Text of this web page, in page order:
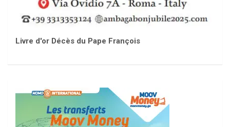
Livre d'or Décès du Pape François